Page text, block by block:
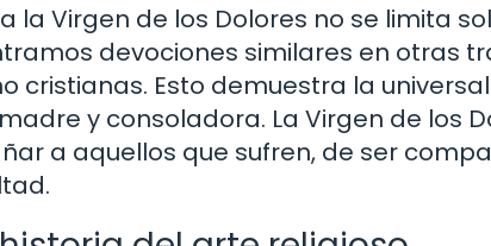
Virgen de los Dolores no se limita
devociones similares en otras
cristianas. Esto demuestra la
y consoladora. La Virgen de los
a aquellos que sufren, de ser